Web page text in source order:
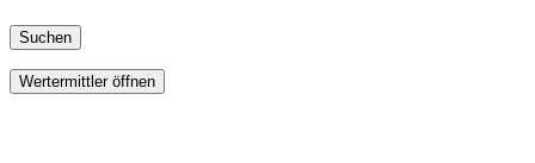
Suchen
Wertermittler öffnen